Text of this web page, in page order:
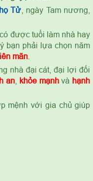
Tử , ngày Tam nương,
được tuổi làm nhà hay
bạn phải lựa chọn năm
mãn.
nhà đại cát, đại lợi đối
an, khỏe mạnhvà hạnh
mệnh với gia chủ giúp